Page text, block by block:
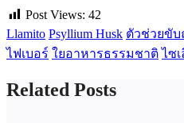
Post Views: 42
Llamito Psyllium Husk ตัวช่วยขับ
ไฟเบอร์ ใยอาหารธรรมชาติ ไซ
Related Posts